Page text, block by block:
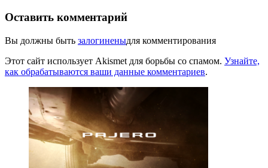
Оставить комментарий
Вы должны быть залогиненыдля комментирования
Этот сайт использует Akismet для борьбы со спамом. Узнайте,
как обрабатываются ваши данные комментариев.